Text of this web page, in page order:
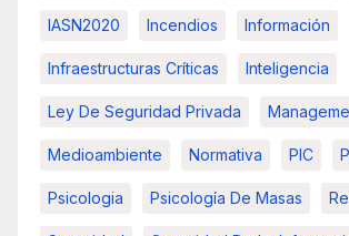
IASN2020 Incendios Información
Infraestructuras Críticas Inteligencia
Ley De Seguridad Privada
Medioambiente Normativa PIC
Psicologia Psicología De Masas